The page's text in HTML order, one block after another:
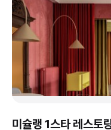
미슐랭 1스타 레스토